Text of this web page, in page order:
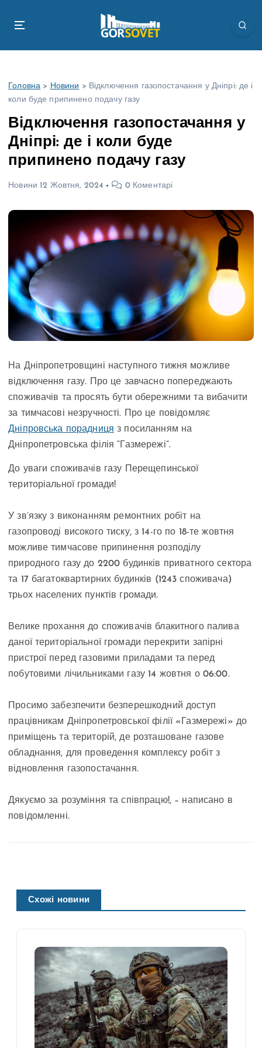
Головна > Новини > Відключення газопостачання у Дніпрі: де і
коли буде припинено подачу газу
Відключення газопостачання у
Дніпрі: де і коли буде
припинено подачу газу
Новини 12 Жовтня, 2024 0 Коментарі
На Дніпропетровщині наступного тижня можливе
відключення газу. Про це завчасно попереджають
споживачів та просять бути обережними та вибачити
за тимчасові незручності. Про це повідомляє
Дніпровська порадниця з посиланням на
Дніпропетровська філія “Газмережі”.
До уваги споживачів газу Перещепинської
територіальної громади!
У зв’язку з виконанням ремонтних робіт на
газопроводі високого тиску, з 14-го по 18-те жовтня
можливе тимчасове припинення розподілу
природного газу до 2200 будинків приватного сектора
та 17 багатоквартирних будинків (1243 споживача)
трьох населених пунктів громади.
Велике прохання до споживачів блакитного палива
даної територіальної громади перекрити запірні
пристрої перед газовими приладами та перед
побутовими лічильниками газу 14 жовтня о 06:00.
Просимо забезпечити безперешкодний доступ
працівникам Дніпропетровської філії «Газмережі» до
приміщень та територій, де розташоване газове
обладнання, для проведення комплексу робіт з
відновлення газопостачання.
Дякуємо за розуміння та співпрацю!, – написано в
повідомленні.
Схожі новини